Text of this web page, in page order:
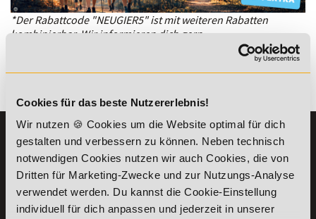
Cookies für das beste Nutzererlebnis!
Wir nutzen 🍪 Cookies um die Website optimal für dich
gestalten und verbessern zu können. Neben technisch
notwendigen Cookies nutzen wir auch Cookies, die von
Dritten für Marketing-Zwecke und zur Nutzungs-Analyse
verwendet werden. Du kannst die Cookie-Einstellung
individuell für dich anpassen und jederzeit in unserer
*Der Rabattcode "NEUGIER5" ist mit weiteren Rabatten
kombinierbar. Wir informieren dich gern.
KONTAKT
07191-22987-0
WhatsApp:
+49 (0) 7191 9513201
INFORMATIONEN
Die Academy
Lehr- und
Lernmethoden
PreisFAIRsprechen